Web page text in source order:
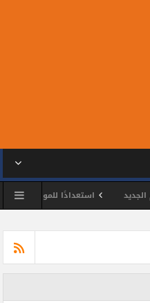
استعدادًا للمونديال.. سبعة من